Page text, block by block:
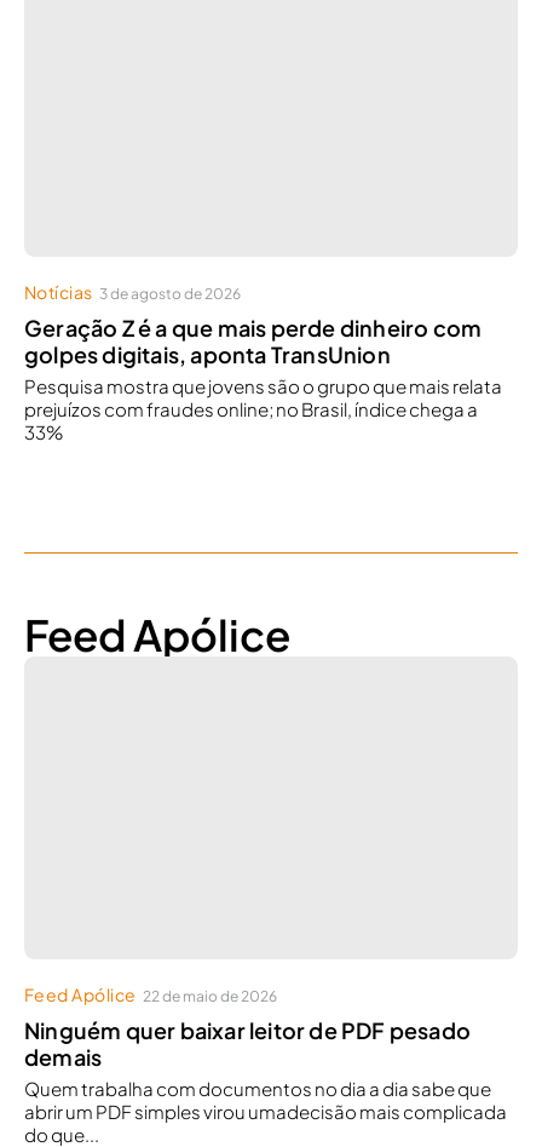
Notícias 3 de agosto de 2026
Geração Z é a que mais perde dinheiro com
golpes digitais, aponta TransUnion
Pesquisa mostra que jovens são o grupo que mais relata
prejuízos com fraudes online; no Brasil, índice chega a
33%
Feed Apólice
Feed Apólice 22 de maio de 2026
Ninguém quer baixar leitor de PDF pesado
demais
Quem trabalha com documentos no dia a dia sabe que
abrir um PDF simples virou umadecisão mais complicada
do que...